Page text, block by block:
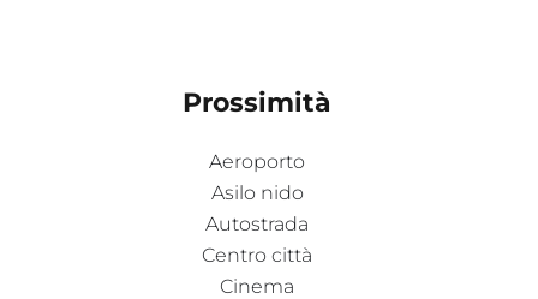
Prossimità
Aeroporto
Asilo nido
Autostrada
Centro città
Cinema